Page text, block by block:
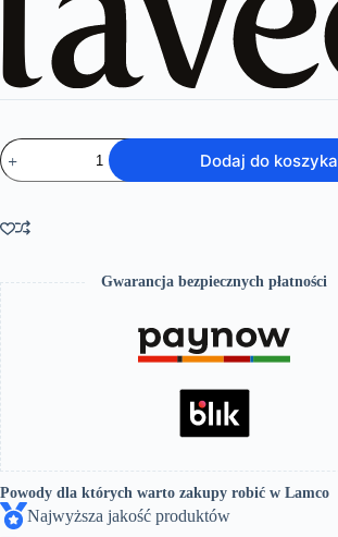
ilość
Pretto
wannowa
4-
Dodaj do koszyka
Gwarancja bezpiecznych płatności
Powody dla których warto zakupy robić w Lamco
Najwyższa jakość produktów